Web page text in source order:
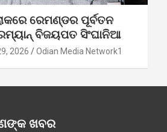
ରେମଣ୍ଡର ପୂର୍ବତନ
ବିଜୟପତ ସିଂଘାନିଆ
2026 Odian Media Network1
ଖବର